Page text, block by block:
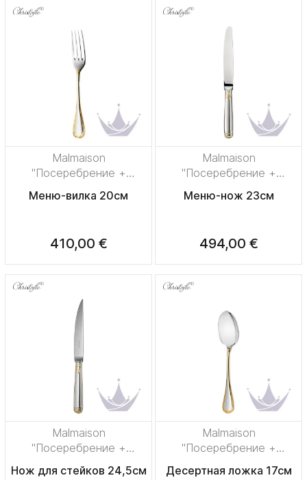
Malmaison
"Посеребрение +
узорная позолота"
Меню-вилка 20см
410,00 €
Malmaison
"Посеребрение +
узорная позолота"
Меню-нож 23см
494,00 €
Malmaison
"Посеребрение +
узорная позолота"
Нож для стейков 24,5см
Malmaison
"Посеребрение +
узорная позолота"
Десертная ложка 17см